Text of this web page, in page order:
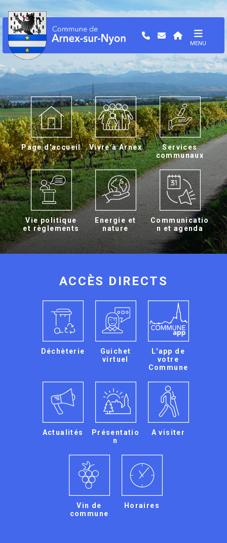
MENU
Page d'accueil Vivre à Arnex
Services
communaux
Vie politique
et règlements
Energie et
nature
Communicatio
n et agenda
ACCÈS DIRECTS
Déchèterie
Guichet
virtuel
L'app de
votre
Commune
Actualités
Présentatio
n
A visiter
Vin de
commune
Horaires